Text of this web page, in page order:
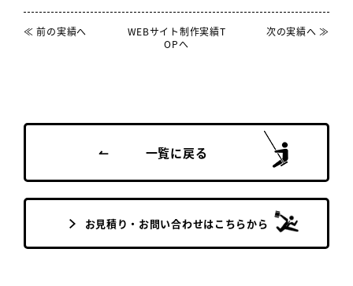
≪ 前の実績へ
WEBサイト制作実績T
OPへ
次の実績へ ≫
一覧に戻る
お見積り・お問い合わせはこちらから